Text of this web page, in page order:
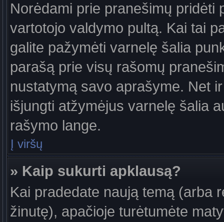
Norėdami prie pranešimų pridėti
vartotojo valdymo pultą. Kai tai
galite pažymėti varnelę šalia
parašą prie visų rašomų
nustatymą savo aprašyme. Net
išjungti atžymėjus varnelę šalia
rašymo lange.
Į viršų
» Kaip sukurti apklausą?
Kai pradedate naują temą (arba
žinutę), apačioje turėtumėte